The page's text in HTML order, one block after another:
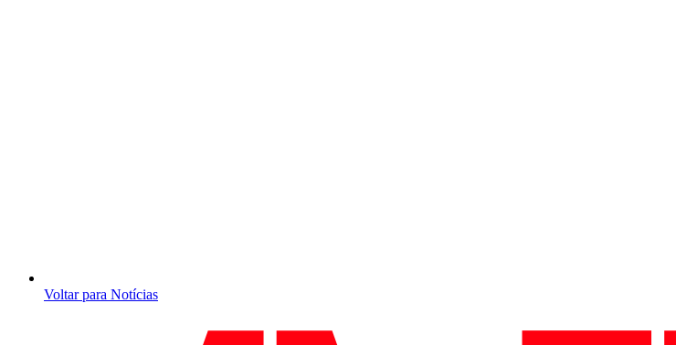
Voltar para Notícias